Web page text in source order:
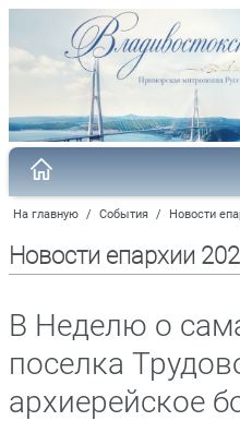
На главную / События / Новости
Новости епархии
В Неделю о
поселка
архиерейское